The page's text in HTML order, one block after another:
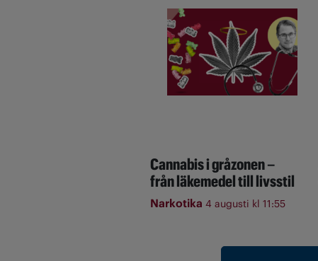
Cannabis i gråzonen –
från läkemedel till livsstil
Narkotika 4 augusti kl 11:55